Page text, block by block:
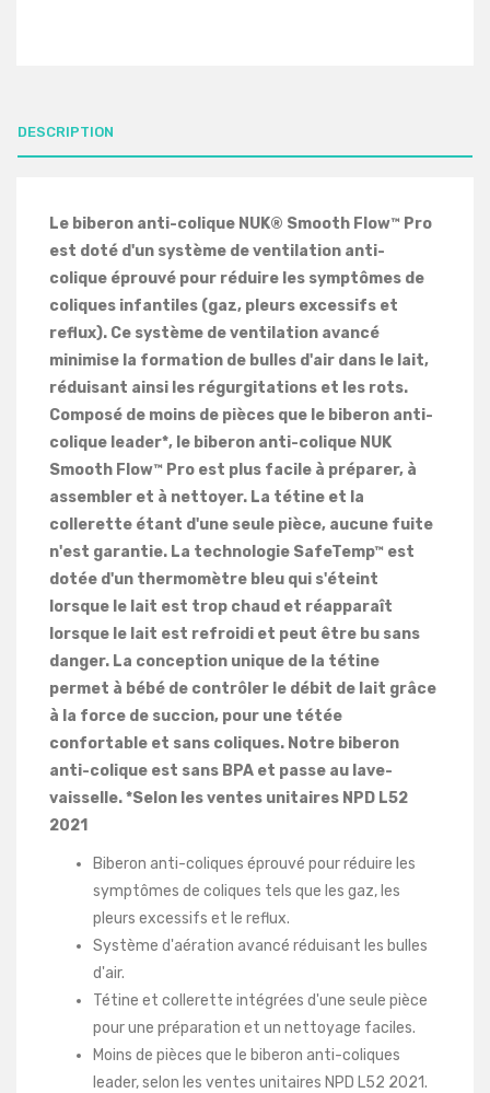
DESCRIPTION
Le biberon anti-colique NUK® Smooth Flow™ Pro
est doté d'un système de ventilation anti-
colique éprouvé pour réduire les symptômes de
coliques infantiles (gaz, pleurs excessifs et
reflux). Ce système de ventilation avancé
minimise la formation de bulles d'air dans le lait,
réduisant ainsi les régurgitations et les rots.
Composé de moins de pièces que le biberon anti-
colique leader*, le biberon anti-colique NUK
Smooth Flow™ Pro est plus facile à préparer, à
assembler et à nettoyer. La tétine et la
collerette étant d'une seule pièce, aucune fuite
n'est garantie. La technologie SafeTemp™ est
dotée d'un thermomètre bleu qui s'éteint
lorsque le lait est trop chaud et réapparaît
lorsque le lait est refroidi et peut être bu sans
danger. La conception unique de la tétine
permet à bébé de contrôler le débit de lait grâce
à la force de succion, pour une tétée
confortable et sans coliques. Notre biberon
anti-colique est sans BPA et passe au lave-
vaisselle. *Selon les ventes unitaires NPD L52
2021
Biberon anti-coliques éprouvé pour réduire les
symptômes de coliques tels que les gaz, les
pleurs excessifs et le reflux.
Système d'aération avancé réduisant les bulles
d'air.
Tétine et collerette intégrées d'une seule pièce
pour une préparation et un nettoyage faciles.
Moins de pièces que le biberon anti-coliques
leader, selon les ventes unitaires NPD L52 2021.